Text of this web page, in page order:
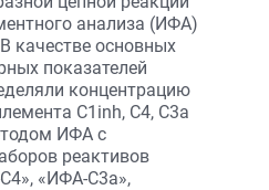
анализа (ИФА)
качестве основных
показателей
концентрацию
C1inh, C4, C3a
ИФА с
реактивов
«ИФА-С3а»,